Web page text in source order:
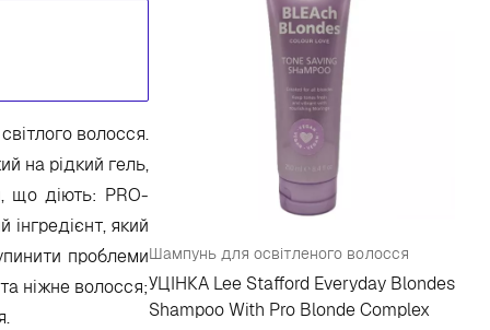
волосся.
на рідкий гель,
що діють: PRO-
який
проблеми
ніжне волосся;
Шампунь для освітленого волосся
УЦІНКА Lee Stafford Everyday Blondes
Shampoo With Pro Blonde Complex